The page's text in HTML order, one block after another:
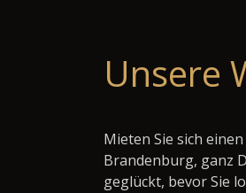
Unsere
Mieten Sie sich
Brandenburg, ganz
geglückt, bevor Sie